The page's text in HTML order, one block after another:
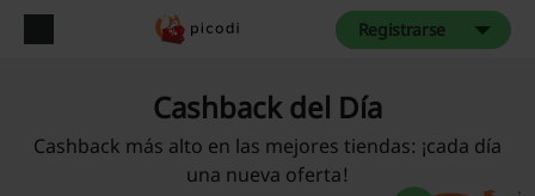
Registrarse
Cashback del Día
Cashback más alto en las mejores tiendas: ¡cada día
una nueva oferta!